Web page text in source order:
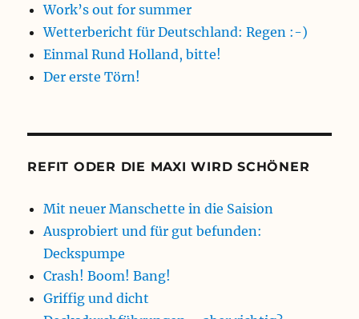
Work’s out for summer
Wetterbericht für Deutschland: Regen :-)
Einmal Rund Holland, bitte!
Der erste Törn!
REFIT ODER DIE MAXI WIRD SCHÖNER
Mit neuer Manschette in die Saision
Ausprobiert und für gut befunden:
Deckspumpe
Crash! Boom! Bang!
Griffig und dicht